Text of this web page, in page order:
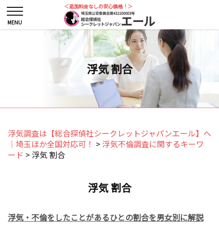
浮気 割合
＜追加料金なしの安心価格！＞
浮気調査は【総合探偵社シークレットジャパンエール】へ
｜埼玉ほか全国対応可！ > 浮気不倫調査に関するキーワ
ード > 浮気 割合
浮気 割合
浮気・不倫をしたことがあるひとの割合を男女別に解説